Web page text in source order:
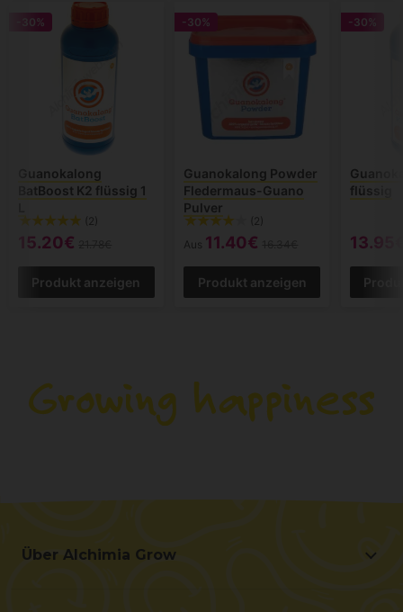
-30%
Guanokalong
BatBoost K2 flüssig 1
(2)
15.20€
Produkt anzeigen
-30%
Guanokalong Powder
Fledermaus-Guano
Pulver
(2)
Aus 11.40€
Produkt anzeigen
-30%
flüssig
Über Alchimia Grow